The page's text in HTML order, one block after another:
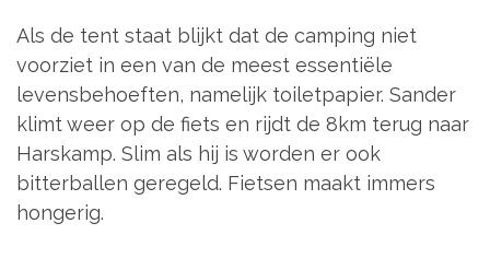
Als de tent staat blijkt dat de camping niet
voorziet in een van de meest essentiële
levensbehoeften, namelijk toiletpapier. Sander
klimt weer op de fiets en rijdt de 8km terug naar
Harskamp. Slim als hij is worden er ook
bitterballen geregeld. Fietsen maakt immers
hongerig.